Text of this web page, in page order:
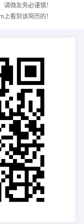
微友务必谨慎！
上看到该简历的！